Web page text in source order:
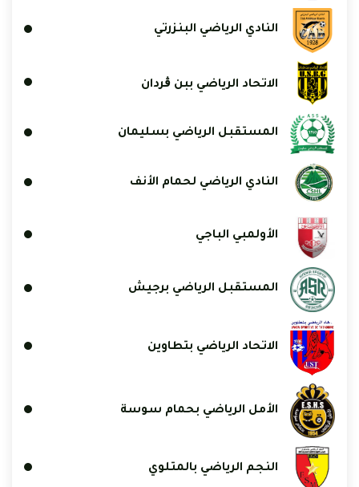
النادي الرياضي البنزرتي
الاتحاد الرياضي ببن ڨردان
المستقبل الرياضي بسليمان
النادي الرياضي لحمام الأنف
الأولمبي الباجي
المستقبل الرياضي برجيش
الاتحاد الرياضي بتطاوين
الأمل الرياضي بحمام سوسة
النجم الرياضي بالمتلوي